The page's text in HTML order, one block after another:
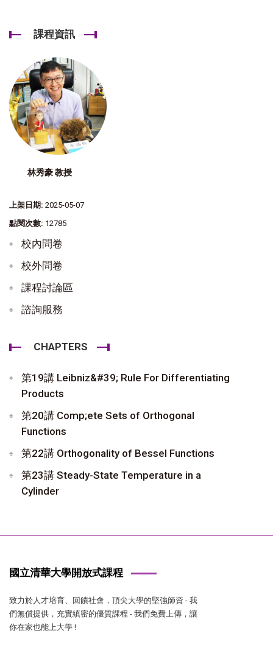
課程資訊
林秀豪 教授
上架日期: 2025-05-07
點閱次數: 12785
校內問卷
校外問卷
課程討論區
諮詢服務
CHAPTERS
第19講 Leibniz&#39; Rule For Differentiating
Products
第20講 Comp;ete Sets of Orthogonal
Functions
第22講 Orthogonality of Bessel Functions
第23講 Steady-State Temperature in a
Cylinder
國立清華大學開放式課程
致力於人才培育、回饋社會，頂尖大學的堅強師資 - 我
們無償提供，充實縝密的優質課程 - 我們免費上傳，讓
你在家也能上大學 !